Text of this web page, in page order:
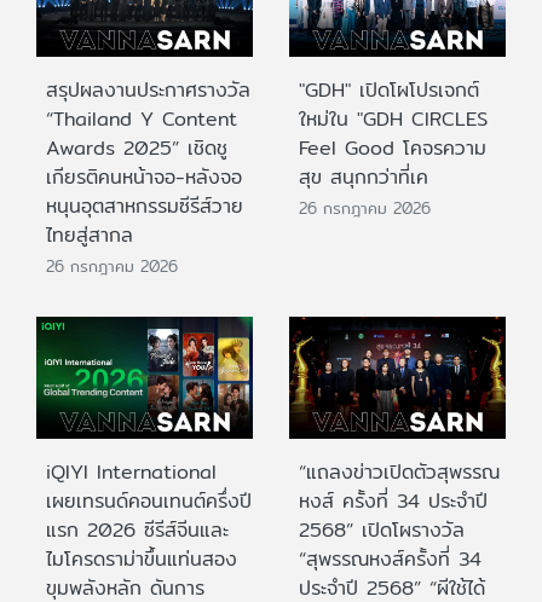
สรุปผลงานประกาศรางวัล
“Thailand Y Content
Awards 2025” เชิดชู
เกียรติคนหน้าจอ-หลังจอ
หนุนอุตสาหกรรมซีรีส์วาย
ไทยสู่สากล
26 กรกฎาคม 2026
"GDH" เปิดโผโปรเจกต์
ใหม่ใน "GDH CIRCLES
Feel Good โคจรความ
สุข สนุกกว่าที่เค
26 กรกฎาคม 2026
iQIYI International
เผยเทรนด์คอนเทนต์ครึ่งปี
แรก 2026 ซีรีส์จีนและ
ไมโครดราม่าขึ้นแท่นสอง
ขุมพลังหลัก ดันการ
“แถลงข่าวเปิดตัวสุพรรณ
หงส์ ครั้งที่ 34 ประจำปี
2568” เปิดโผรางวัล
“สุพรรณหงส์ครั้งที่ 34
ประจำปี 2568” “ผีใช้ได้